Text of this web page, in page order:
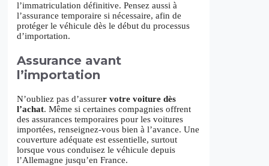
l’immatriculation définitive. Pensez aussi à
l’assurance temporaire si nécessaire, afin de
protéger le véhicule dès le début du processus
d’importation.
Assurance avant
l’importation
N’oubliez pas d’assurer votre voiture dès
l’achat. Même si certaines compagnies offrent
des assurances temporaires pour les voitures
importées, renseignez-vous bien à l’avance. Une
couverture adéquate est essentielle, surtout
lorsque vous conduisez le véhicule depuis
l’Allemagne jusqu’en France.